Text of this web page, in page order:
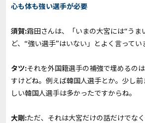
心も体も強い選手が必要
須賀:霜田さんは、「いまの大宮には“うま
ど、“強い選手”はいない」とよく言ってい
タツ:それを外国籍選手の補強で埋めるの
すけどね。例えば韓国人選手とか。少し
しい韓国人選手は多かったですからね。
大剛:ただ、それは大宮だけの話だけでな